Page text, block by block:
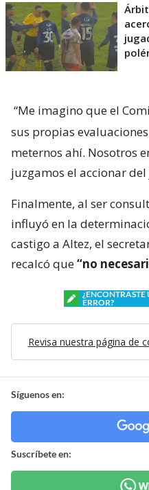
“Me imagino que el
sus propias evaluaciones
meternos ahí. Nosotros
juzgamos el accionar
Finalmente, al ser
influyó en la
castigo a Altez, el
recalcó que“no
¿ENCONTRASTE
ERROR?
Revisa nuestra página de
Síguenos en:
Suscríbete en: